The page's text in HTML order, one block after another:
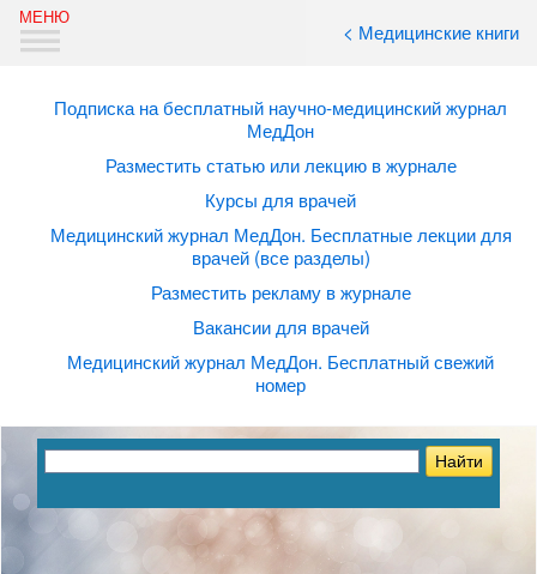
< Медицинские книги
Подписка на бесплатный научно-медицинский журнал
МедДон
Разместить статью или лекцию в журнале
Курсы для врачей
Медицинский журнал МедДон. Бесплатные лекции для
врачей (все разделы)
Разместить рекламу в журнале
Вакансии для врачей
Медицинский журнал МедДон. Бесплатный свежий
номер